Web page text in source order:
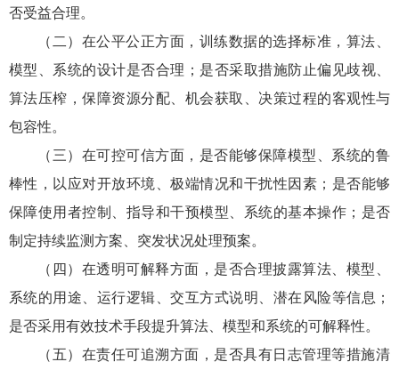
否受益合理。
（二）在公平公正方面，训练数据的选择标准，算法、
模型、系统的设计是否合理；是否采取措施防止偏见歧视、
算法压榨，保障资源分配、机会获取、决策过程的客观性与
包容性。
（三）在可控可信方面，是否能够保障模型、系统的鲁
棒性，以应对开放环境、极端情况和干扰性因素；是否能够
保障使用者控制、指导和干预模型、系统的基本操作；是否
制定持续监测方案、突发状况处理预案。
（四）在透明可解释方面，是否合理披露算法、模型、
系统的用途、运行逻辑、交互方式说明、潜在风险等信息；
是否采用有效技术手段提升算法、模型和系统的可解释性。
（五）在责任可追溯方面，是否具有日志管理等措施清